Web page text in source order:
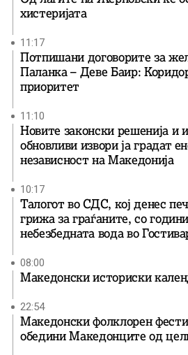
хистеријата
11:17
Потпишани договорите за
Паланка – Деве Баир:
приоритет
11:10
Новите законски решенија и
обновливи извори ја градат
независност на Македонија
10:17
Талогот во СДС, кој денес
грижа за граѓаните, со
небезбедната вода во
08:00
Македонски историски
22:54
Македонски фолклорен
обедини Македонците од